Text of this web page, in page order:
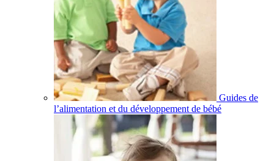
Guides de
l’alimentation et du développement de bébé